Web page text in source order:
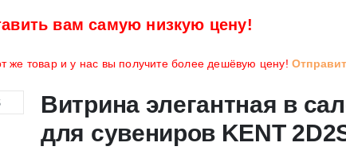
вам самую низкую цену!
же товар и у нас вы получите более дешёвую цену!
Витрина элегантная в
для сувениров KENT